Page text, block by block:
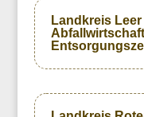
Landkreis Leer